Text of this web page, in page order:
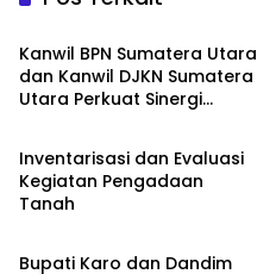
Kanwil BPN Sumatera Utara
dan Kanwil DJKN Sumatera
Utara Perkuat Sinergi
Daerah
Inventarisasi dan Evaluasi
Kegiatan Pengadaan
Tanah
Daerah
Bupati Karo dan Dandim